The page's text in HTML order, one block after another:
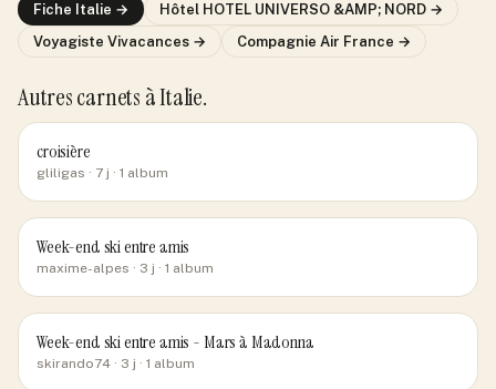
Fiche Italie → Hôtel HOTEL UNIVERSO &AMP; NORD →
Voyagiste Vivacances → Compagnie Air France →
Autres carnets à Italie.
croisière
gliligas · 7 j · 1 album
Week-end ski entre amis
maxime-alpes · 3 j · 1 album
Week-end ski entre amis - Mars à Madonna
skirando74 · 3 j · 1 album